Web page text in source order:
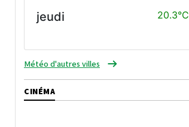
jeudi 20.3°C
Météo d'autres villes
CINÉMA